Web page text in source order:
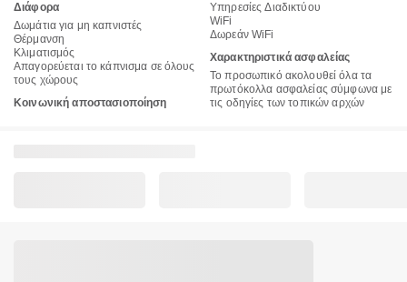
Διάφορα
Δωμάτια για μη καπνιστές
Θέρμανση
Κλιματισμός
Απαγορεύεται το κάπνισμα σε όλους
τους χώρους
Κοινωνική αποστασιοποίηση
Υπηρεσίες Διαδικτύου
WiFi
Δωρεάν WiFi
Χαρακτηριστικά ασφαλείας
Το προσωπικό ακολουθεί όλα τα
πρωτόκολλα ασφαλείας σύμφωνα με
τις οδηγίες των τοπικών αρχών